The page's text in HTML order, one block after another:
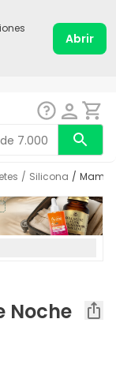
Abrir
/ Silicona / Mam
Noche